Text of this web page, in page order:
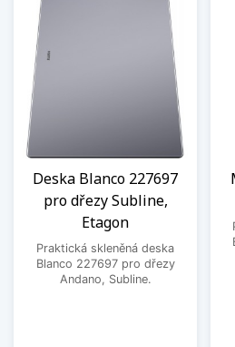
Deska Blanco 227697
pro dřezy Subline,
Etagon
Praktická skleněná deska
Blanco 227697 pro dřezy
Andano, Subline.